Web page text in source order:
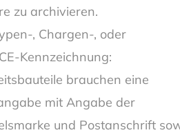
zu archivieren.
, Chargen-, oder
Kennzeichnung:
brauchen eine
mit Angabe der
und Postanschrift